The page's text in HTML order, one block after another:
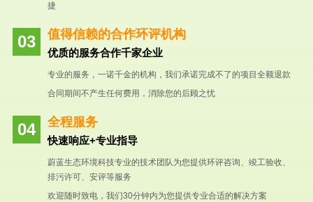
捷
值得信赖的合作环评机构
优质的服务合作千家企业
专业的服务，一诺千金的机构，我们承诺完成不了的项目全额退款
合同期间不产生任何费用，消除您的后顾之忧
全程服务
快速响应+专业指导
蔚蓝生态环境科技专业的技术团队为您提供环评咨询、竣工验收、
排污许可、安评等服务
欢迎随时致电，我们30分钟内为您提供专业合适的解决方案